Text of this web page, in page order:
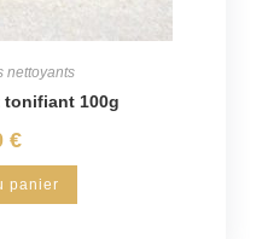
nettoyants
tonifiant 100g
€
panier